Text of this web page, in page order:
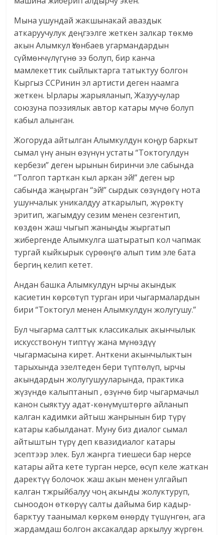
Мына ушундай жакшынакай аваздык
аткаруучулук деңгээлге жеткен залкар төкмө
акын Алымкул Үсөнбаев угармандардын
сүймөнчүлүгүнө ээ болуп, бир канча
мамлекеттик сыйлыктарга татыктуу болгон
Кыргыз ССРинин эл артисти деген наамга
жеткен. Ырлары жарыяланып, Жазуучулар
союзуна поэзиялык автор катары мүчө болуп
кабыл алынган.
Жогоруда айтылган Алымкулдун коңур баркыт
сымал үнү анын өзүнүн устаты “Токтогулдун
кербези” деген ырынын биринчи эле сабында
“Толгоп тарткан кыл аркан эй!” деген ыр
сабында жаңырган “эй!” сырдык сөзүндөгү нота
ушунчалык уникалдуу аткарылып, жүрөктү
эритип, жагымдуу сезим менен сезгентип,
көздөн жаш чыгып жаныңды жыргатып
жибергенде Алымкулга шатыратып кол чапмак
тургай кыйкырык сүрөөңгө алып тим эле бата
бергиң келип кетет.
Андан башка Алымкулдун ырчы акындык
касиетин көрсөтүп турган ири чыгармалардын
бири “Токтогул менен Алымкулдун жолугушу.”
Бул чыгарма салттык классикалык акынчылык
искусствонун типтүү жана мүнөздүү
чыгармасына кирет. Анткени акынчылыктын
тарыхында эзелтеден бери түптөлүп, ырчы
акындардын жолугушууларында, практика
жүзүндө калыптанып , өзүнчө бир чыгармачыл
канон сыяктуу адат-көнүмүштөргө айланып
калган кадимки айтыш жанрынын бир түрү
катары кабылданат. Муну биз диалог сымал
айтыштын түрү деп квазидиалог катары
эсептээр элек. Бул жанрга тиешеси бар нерсе
катары айта кете турган нерсе, өсүп келе жаткан
даректүү болочок жаш акын менен улгайып
калган тжрыйбалуу чоң акынды жолуктуруп,
сыноодон өткөрүү салты дайыма бир кадыр-
барктуу таанымал көркөм өнөрдү түшүнгөн, ага
жардамдаш болгон аксакалдар аркылуу жүргөн.